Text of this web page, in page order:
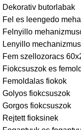
Dekorativ butorlabak
Fel es leengedo
Felnyillo
Lenyillo
Fem szellozoracs
Fiokcsuszok es
Femoldalas fiokok
Golyos fiokcsuszok
Gorgos fiokcsuszok
Rejtett fioksinek